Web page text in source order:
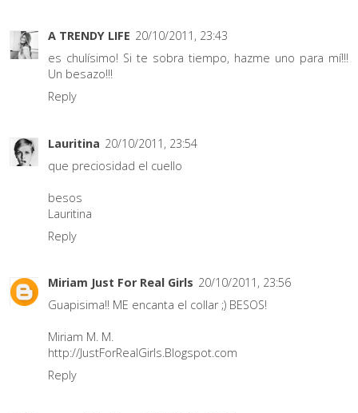
A TRENDY LIFE 20/10/2011, 23:43
es chulísimo! Si te sobra tiempo, hazme uno para mí!!!
Un besazo!!!
Reply
Lauritina 20/10/2011, 23:54
que preciosidad el cuello
besos
Lauritina
Reply
Miriam Just For Real Girls 20/10/2011, 23:56
Guapisima!! ME encanta el collar ;) BESOS!
Miriam M. M.
http://JustForRealGirls.Blogspot.com
Reply